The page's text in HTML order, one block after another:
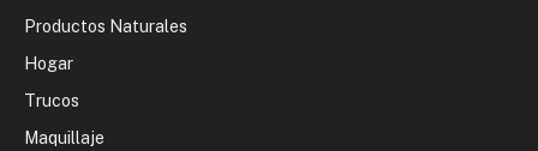
Productos Naturales
Hogar
Trucos
Maquillaje